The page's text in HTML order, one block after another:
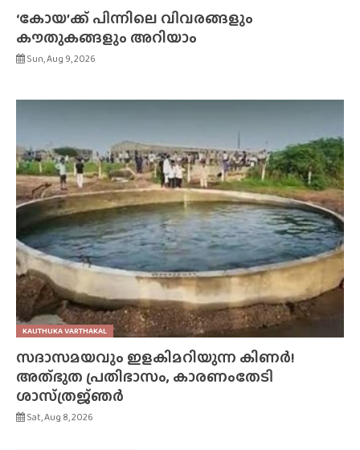
‘കോയ’ക്ക് പിന്നിലെ വിവരങ്ങളും
കൗതുകങ്ങളും അറിയാം
Sun, Aug 9, 2026
KAUTHUKA VARTHAKAL
സദാസമയവും ഇളകിമറിയുന്ന കിണർ!
അത്‌ഭുത പ്രതിഭാസം, കാരണംതേടി
ശാസ്‌ത്രജ്‌ഞർ
Sat, Aug 8, 2026